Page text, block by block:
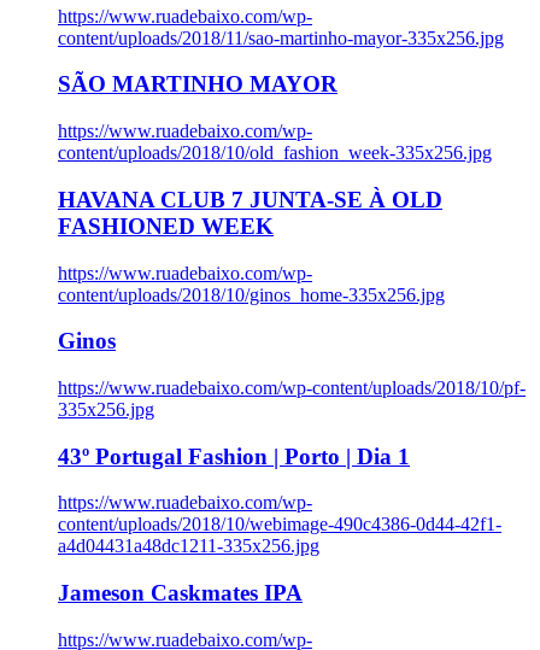
https://www.ruadebaixo.com/wp-
content/uploads/2018/11/sao-martinho-mayor-335x256.jpg
SÃO MARTINHO MAYOR
https://www.ruadebaixo.com/wp-
content/uploads/2018/10/old_fashion_week-335x256.jpg
HAVANA CLUB 7 JUNTA-SE À OLD
FASHIONED WEEK
https://www.ruadebaixo.com/wp-
content/uploads/2018/10/ginos_home-335x256.jpg
Ginos
https://www.ruadebaixo.com/wp-content/uploads/2018/10/pf-
335x256.jpg
43º Portugal Fashion | Porto | Dia 1
https://www.ruadebaixo.com/wp-
content/uploads/2018/10/webimage-490c4386-0d44-42f1-
a4d04431a48dc1211-335x256.jpg
Jameson Caskmates IPA
https://www.ruadebaixo.com/wp-